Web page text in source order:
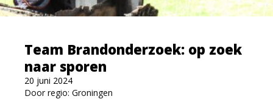
Team Brandonderzoek: op zoek
naar sporen
20 juni 2024
Door regio: Groningen
zoek